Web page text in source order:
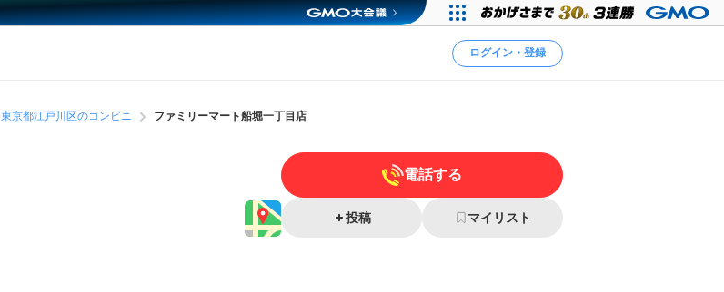
ログイン・登録
東京都江戸川区のコンビニ ファミリーマート船堀一丁目店
電話する
投稿 マイリスト